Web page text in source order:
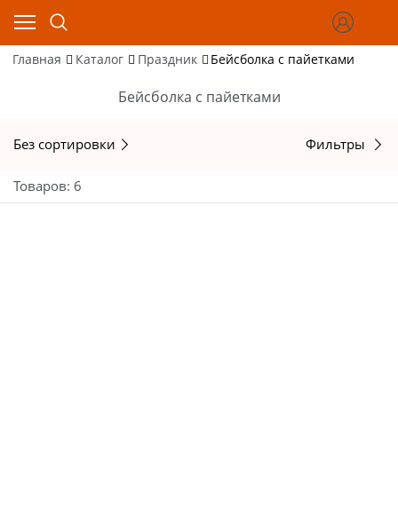
Главная Каталог Праздник Бейсболка с пайетками
Бейсболка с пайетками
Без сортировки Фильтры
Товаров: 6